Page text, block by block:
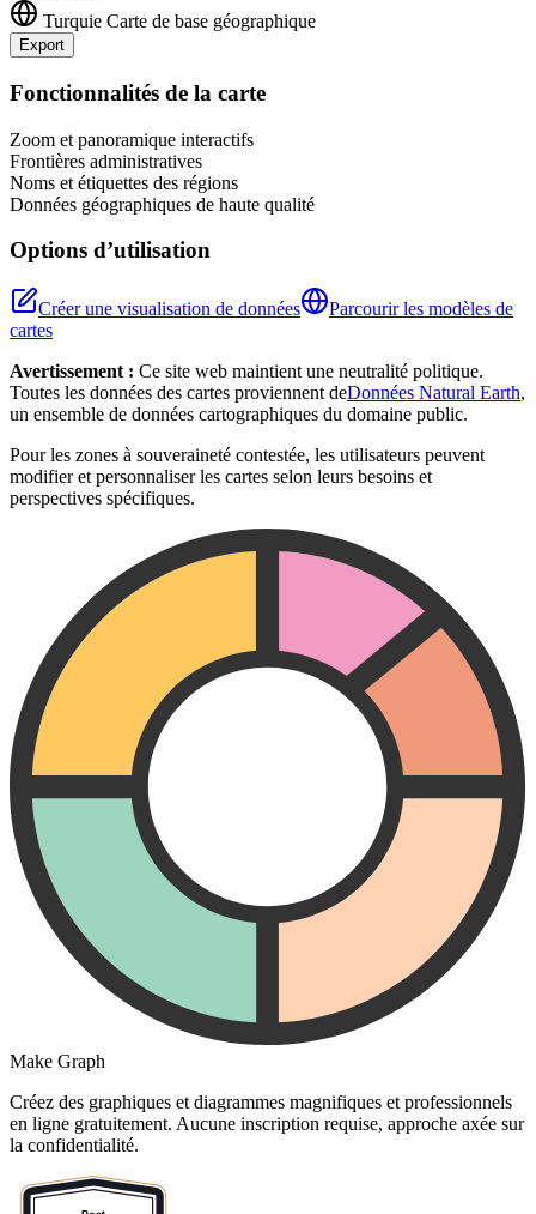
Turquie Carte de base géographique
Export
+
Fonctionnalités de la carte
Zoom et panoramique interactifs
Frontières administratives
Noms et étiquettes des régions
Données géographiques de haute qualité
Options d’utilisation
Créer une visualisation de données
Parcourir les modèles de
cartes
Avertissement : Ce site web maintient une neutralité politique.
Toutes les données des cartes proviennent deDonnées Natural Earth,
un ensemble de données cartographiques du domaine public.
Pour les zones à souveraineté contestée, les utilisateurs peuvent
modifier et personnaliser les cartes selon leurs besoins et
perspectives spécifiques.
Make Graph
Créez des graphiques et diagrammes magnifiques et professionnels
en ligne gratuitement. Aucune inscription requise, approche axée sur
la confidentialité.